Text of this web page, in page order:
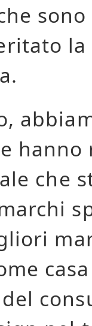
che